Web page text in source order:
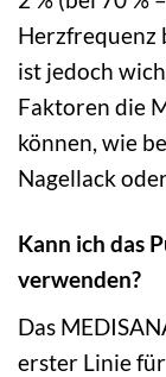
Herzfrequenz
ist jedoch
Faktoren die
können, wie
Nagellack
Kann ich das
verwenden?
Das
erster Linie